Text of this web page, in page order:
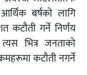
बर्षकाे लागि
कटौती गर्ने निर्णय
भित्र जनताको
कटौती नगर्ने